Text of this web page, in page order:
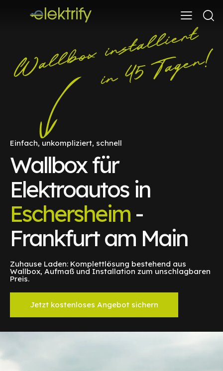
Einfach, unkompliziert, schnell
Wallbox für
Elektroautos in
Eschersheim -
Frankfurt am Main
Zuhause Laden: Komplettlösung bestehend aus
Wallbox, Aufmaß und Installation zum unschlagbaren
Preis.
Jetzt kostenloses Angebot sichern